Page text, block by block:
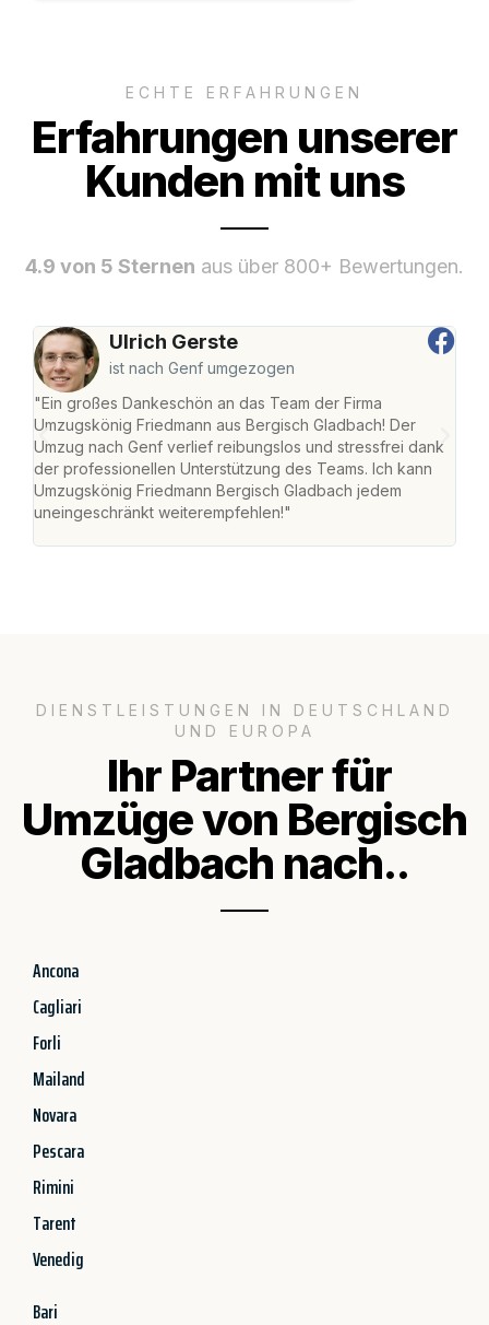
ECHTE ERFAHRUNGEN
Erfahrungen unserer
Kunden mit uns
4.9 von 5 Sternen aus über 800+ Bewertungen.
Ulrich Gerste
ist nach Genf umgezogen
"Ein großes Dankeschön an das Team der Firma
Umzugskönig Friedmann aus Bergisch Gladbach! Der
Umzug nach Genf verlief reibungslos und stressfrei dank
der professionellen Unterstützung des Teams. Ich kann
Umzugskönig Friedmann Bergisch Gladbach jedem
uneingeschränkt weiterempfehlen!"
DIENSTLEISTUNGEN IN DEUTSCHLAND
UND EUROPA
Ihr Partner für
Umzüge von Bergisch
Gladbach nach..
Ancona
Cagliari
Forli
Mailand
Novara
Pescara
Rimini
Tarent
Venedig
Bari